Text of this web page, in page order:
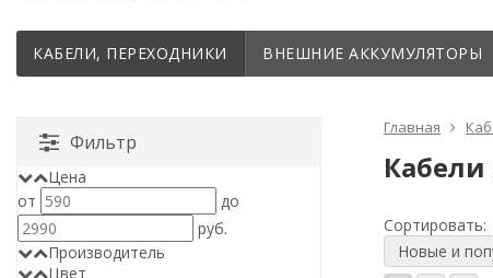
КАБЕЛИ, ПЕРЕХОДНИКИ ВНЕШНИЕ АККУМУЛЯТОРЫ
Главная
Кабели
Сортировать:
Новые и
Фильтр
Цена
от
до
руб.
Производитель
Цвет